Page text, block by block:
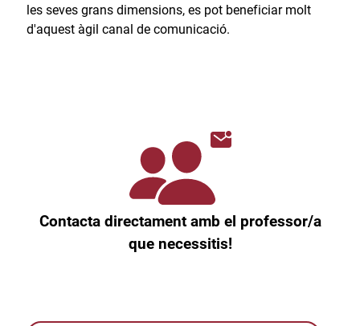
les seves grans dimensions, es pot beneficiar molt
d'aquest àgil canal de comunicació.​
Contacta directament amb el professor/a
que necessitis!